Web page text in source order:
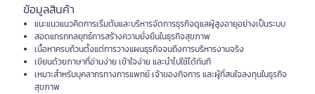
ข้อมูลสินค้า
แนะแนวแนวคิดการเริ่มต้นและบริหารจัดการธุรกิจดูแลผู้สูงอายุอย่างเป็นระบบ
สอดแทรกกลยุทธ์การสร้างความยั่งยืนในธุรกิจสุขภาพ
เนื้อหาครบถ้วนตั้งแต่การวางแผนธุรกิจจนถึงการบริหารงานจริง
เขียนด้วยภาษาที่อ่านง่าย เข้าใจง่าย และนำไปใช้ได้ทันที
เหมาะสำหรับบุคลากรทางการแพทย์ เจ้าของกิจการ และผู้ที่สนใจลงทุนในธุรกิจ
สุขภาพ